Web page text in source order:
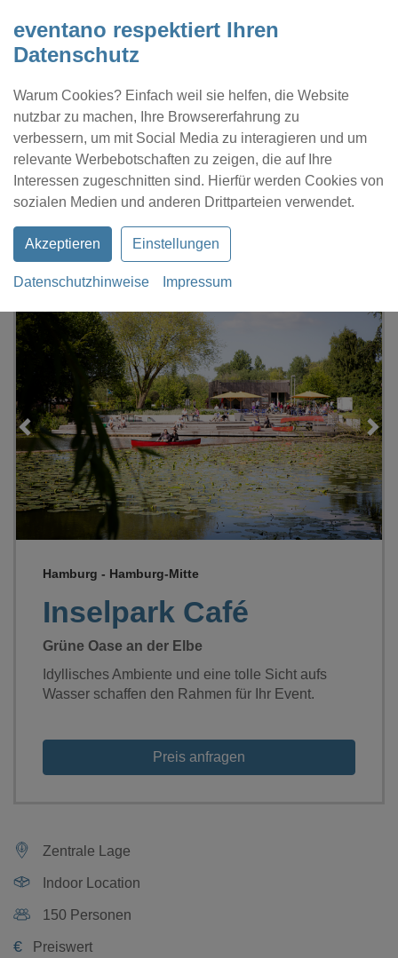
eventano respektiert Ihren
Datenschutz
Warum Cookies? Einfach weil sie helfen, die Website
nutzbar zu machen, Ihre Browsererfahrung zu
verbessern, um mit Social Media zu interagieren und um
relevante Werbebotschaften zu zeigen, die auf Ihre
Interessen zugeschnitten sind. Hierfür werden Cookies von
sozialen Medien und anderen Drittparteien verwendet.
Akzeptieren Einstellungen
Datenschutzhinweise Impressum
Kontakt Location eintragen Profil
Inselpark Café
Loading...
Inselpark Café
Hamburg - Hamburg-Mitte
Grüne Oase an der Elbe
Idyllisches Ambiente und eine tolle Sicht aufs
Wasser schaffen den Rahmen für Ihr Event.
Preis anfragen
Zentrale Lage
Indoor Location
150 Personen
€ Preiswert